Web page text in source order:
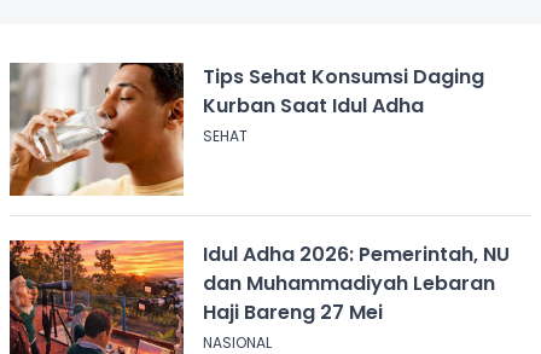
Tips Sehat Konsumsi Daging
Kurban Saat Idul Adha
SEHAT
Idul Adha 2026: Pemerintah, NU
dan Muhammadiyah Lebaran
Haji Bareng 27 Mei
NASIONAL